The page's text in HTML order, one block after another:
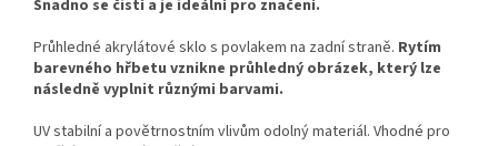
Snadno se čistí a je ideální pro značení.
Průhledné akrylátové sklo s povlakem na zadní straně. Rytím
barevného hřbetu vznikne průhledný obrázek, který lze
následně vyplnit různými barvami.
UV stabilní a povětrnostním vlivům odolný materiál. Vhodné pro